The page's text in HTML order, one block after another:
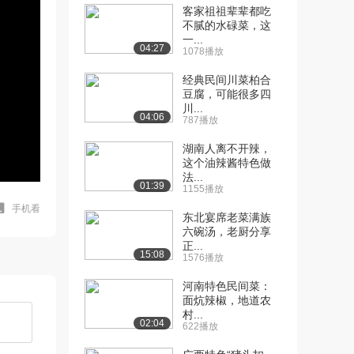
手机看
04:27
客家祖祖辈辈都吃
不腻的水碌菜，这
一...
1078播放
04:06
经典民间川菜柏合
豆腐，可能很多四
川...
787播放
01:39
湖南人离不开辣，
这个油辣酱特色做
法...
1155播放
15:08
东北宴席老菜满族
六碗汤，老厨分享
正...
1576播放
02:04
河南特色民间菜：
面炕辣椒，地道农
村...
622播放